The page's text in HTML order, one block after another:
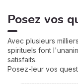
Posez vos
Avec plusieurs
spirituels font
satisfaits.
Posez-leur vos